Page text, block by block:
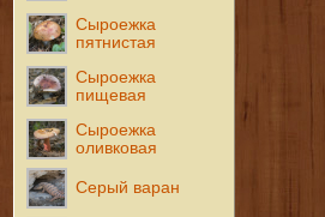
Сыроежка
пятнистая
Сыроежка
пищевая
Сыроежка
оливковая
Серый варан